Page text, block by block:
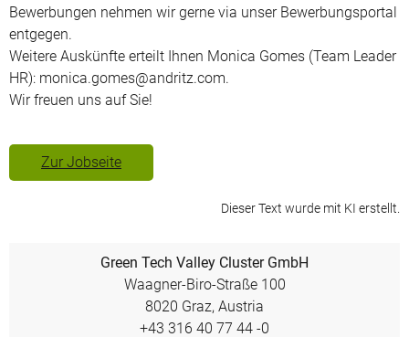
Bewerbungen nehmen wir gerne via unser Bewerbungsportal
entgegen.
Weitere Auskünfte erteilt Ihnen Monica Gomes (Team Leader
HR): monica.gomes@andritz.com.
Wir freuen uns auf Sie!
Zur Jobseite
Dieser Text wurde mit KI erstellt.
Green Tech Valley Cluster GmbH
Waagner-Biro-Straße 100
8020 Graz, Austria
+43 316 40 77 44 -0